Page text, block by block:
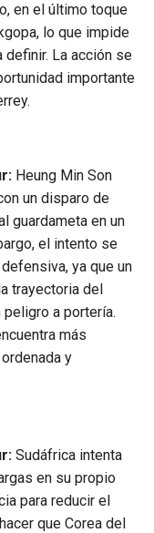
en el último toque
lo que impide
definir. La acción se
importante
Heung Min Son
un disparo de
guardameta en un
el intento se
ya que un
trayectoria del
a portería.
más
y
Sudáfrica intenta
en su propio
para reducir el
que Corea del